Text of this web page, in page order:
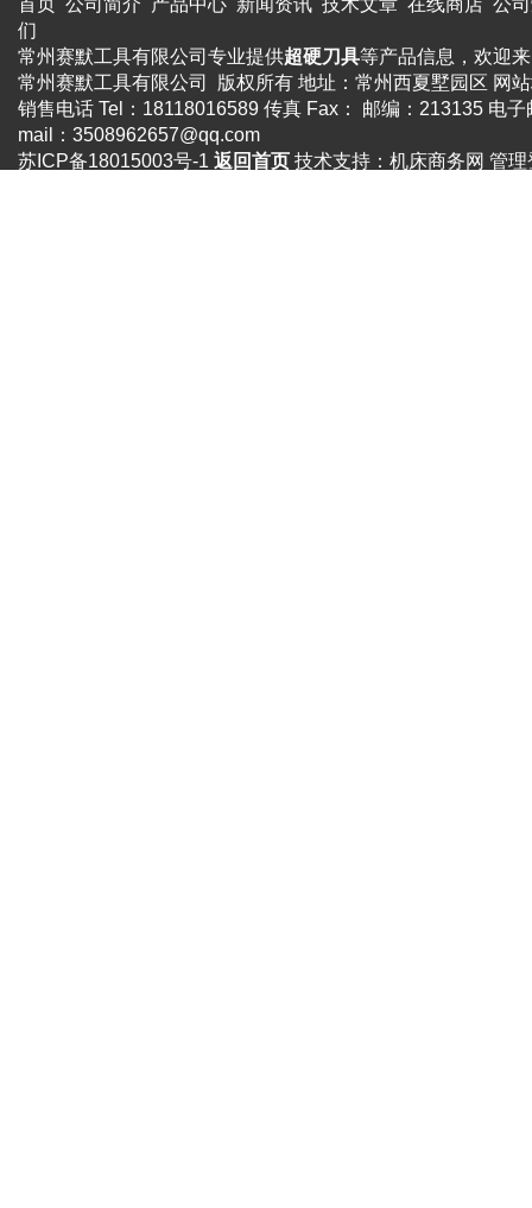
首页 公司简介 产品中心 新闻资讯 技术文章 在线商店 公
们
常州赛默工具有限公司专业提供超硬刀具等产品信息，欢迎
常州赛默工具有限公司 版权所有 地址：常州西夏墅园区 网
销售电话 Tel：18118016589 传真 Fax： 邮编：213135 电子
mail： 3508962657@qq.com
苏ICP备18015003号-1 返回首页 技术支持： 机床商务网 管理